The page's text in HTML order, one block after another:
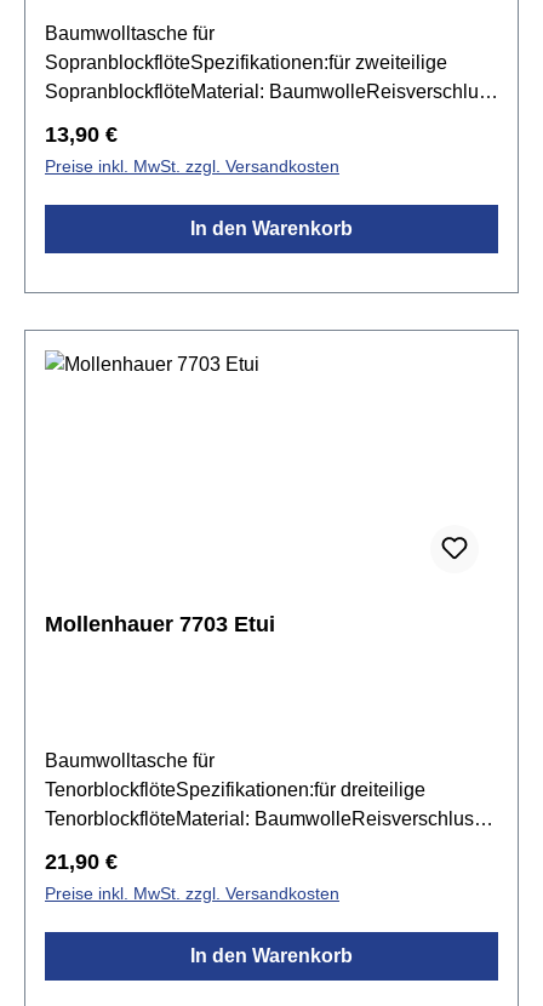
Baumwolltasche für
SopranblockflöteSpezifikationen:für zweiteilige
SopranblockflöteMaterial: BaumwolleReisverschluss
Schwarz
Regulärer Preis:
13,90 €
Preise inkl. MwSt. zzgl. Versandkosten
In den Warenkorb
Mollenhauer 7703 Etui
Baumwolltasche für
TenorblockflöteSpezifikationen:für dreiteilige
TenorblockflöteMaterial: BaumwolleReisverschluss
Schwarz
Regulärer Preis:
21,90 €
Preise inkl. MwSt. zzgl. Versandkosten
In den Warenkorb